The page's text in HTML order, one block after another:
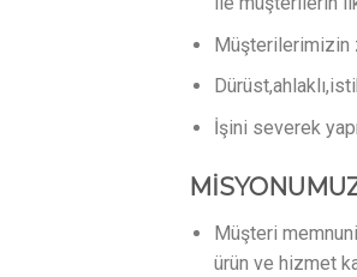
Müşterilerimizin
İşini severek
Müşteri
ürün ve hizmet